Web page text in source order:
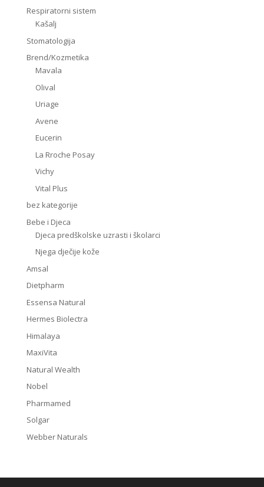
Respiratorni sistem
Kašalj
Stomatologija
Brend/Kozmetika
Mavala
Olival
Uriage
Avene
Eucerin
La Rroche Posay
Vichy
Vital Plus
bez kategorije
Bebe i Djeca
Djeca predškolske uzrasti i školarci
Njega dječije kože
Amsal
Dietpharm
Essensa Natural
Hermes Biolectra
Himalaya
MaxiVita
Natural Wealth
Nobel
Pharmamed
Solgar
Webber Naturals